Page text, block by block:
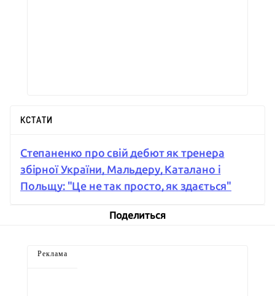
КСТАТИ
Степаненко про свій дебют як тренера
збірної України, Мальдеру, Каталано і
Польщу: "Це не так просто, як здається"
Поделиться
Реклама